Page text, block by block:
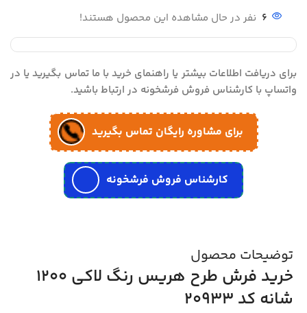
6 نفر در حال مشاهده این محصول هستند!
برای دریافت اطلاعات بیشتر یا راهنمای خرید با ما تماس بگیرید یا در
واتساپ با کارشناس فروش فرشخونه در ارتباط باشید.
برای مشاوره رایگان تماس بگیرید
کارشناس فروش فرشخونه
توضیحات محصول
خرید فرش طرح هریس رنگ لاکی 1200
شانه کد 20933